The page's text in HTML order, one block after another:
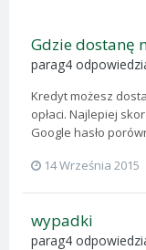
Gdzie dostanę
parag4
Kredyt możesz
opłaci. Najlepiej
Google hasło
14 Września 2015
wypadki
parag4